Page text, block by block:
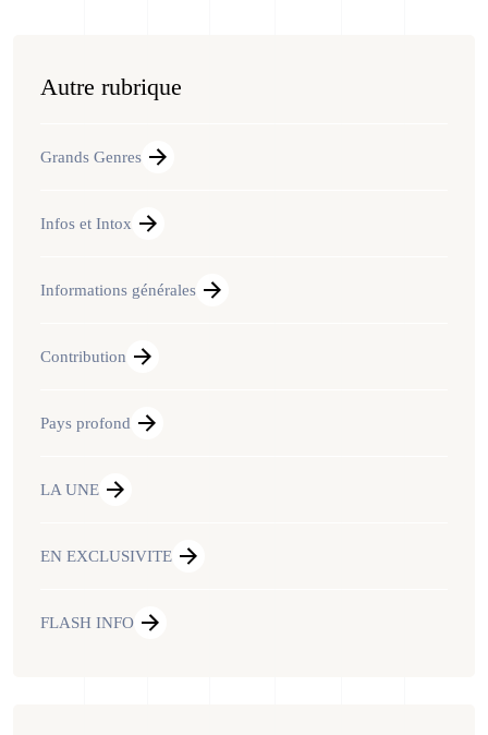
Autre rubrique
Grands Genres
Infos et Intox
Informations générales
Contribution
Pays profond
LA UNE
EN EXCLUSIVITE
FLASH INFO